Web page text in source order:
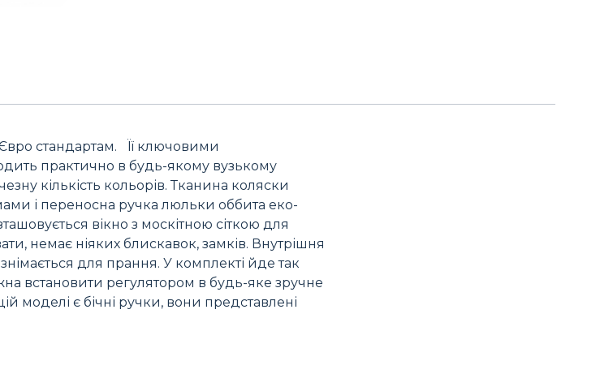
стандартам. Її ключовими
практично в будь-якому вузькому
кількість кольорів. Тканина коляски
і переносна ручка люльки оббита еко-
вікно з москітною сіткою для
немає ніяких блискавок, замків. Внутрішня
для прання. У комплекті йде так
встановити регулятором в будь-яке зручне
моделі є бічні ручки, вони представлені